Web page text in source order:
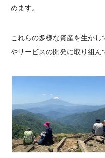
めます。
これらの多様な資産を生か
やサービスの開発に取り組ん